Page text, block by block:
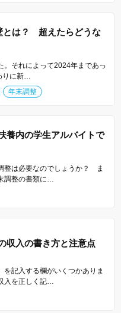
とは？ 超えたらどうな
。それによって2024年まであっ
りに新…
年末調整
養内の学生アルバイトで
整は必要なのでしょうか？ ま
調整の書類に…
収入の書き方と注意点
記入する欄がいくつかありま
入を正しく記…